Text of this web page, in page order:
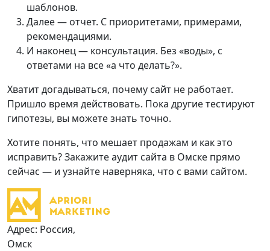
шаблонов.
Далее — отчет. С приоритетами, примерами,
рекомендациями.
И наконец — консультация. Без «воды», с
ответами на все «а что делать?».
Хватит догадываться, почему сайт не работает.
Пришло время действовать. Пока другие тестируют
гипотезы, вы можете знать точно.
Хотите понять, что мешает продажам и как это
исправить? Закажите аудит сайта в Омске прямо
сейчас — и узнайте наверняка, что с вами сайтом.
Адрес: Россия,
Омск